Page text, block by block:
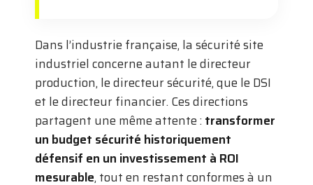
Dans l’industrie française, la sécurité site
industriel concerne autant le directeur
production, le directeur sécurité, que le DSI
et le directeur financier. Ces directions
partagent une même attente : transformer
un budget sécurité historiquement
défensif en un investissement à ROI
mesurable, tout en restant conformes à un